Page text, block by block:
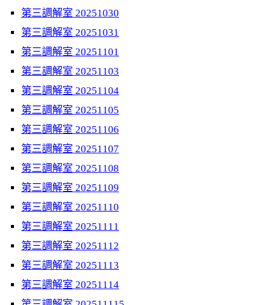
第三調解室 20251030
第三調解室 20251031
第三調解室 20251101
第三調解室 20251103
第三調解室 20251104
第三調解室 20251105
第三調解室 20251106
第三調解室 20251107
第三調解室 20251108
第三調解室 20251109
第三調解室 20251110
第三調解室 20251111
第三調解室 20251112
第三調解室 20251113
第三調解室 20251114